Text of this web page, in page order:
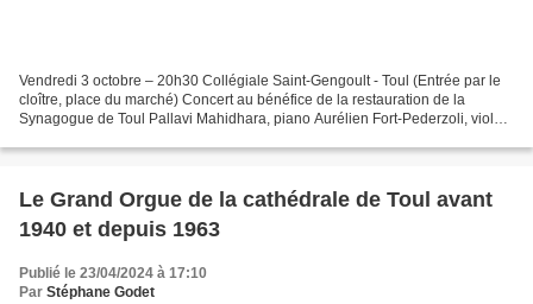
Vendredi 3 octobre – 20h30 Collégiale Saint-Gengoult - Toul (Entrée par le
cloître, place du marché) Concert au bénéfice de la restauration de la
Synagogue de Toul Pallavi Mahidhara, piano Aurélien Fort-Pederzoli, violon
Le Grand Orgue de la cathédrale de Toul avant
1940 et depuis 1963
Publié le 23/04/2024 à 17:10
Par Stéphane Godet